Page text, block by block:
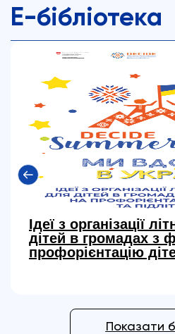
Е-бібліотека
Ідеї з організації
дітей в громадах з
профорієнтацію
Показати